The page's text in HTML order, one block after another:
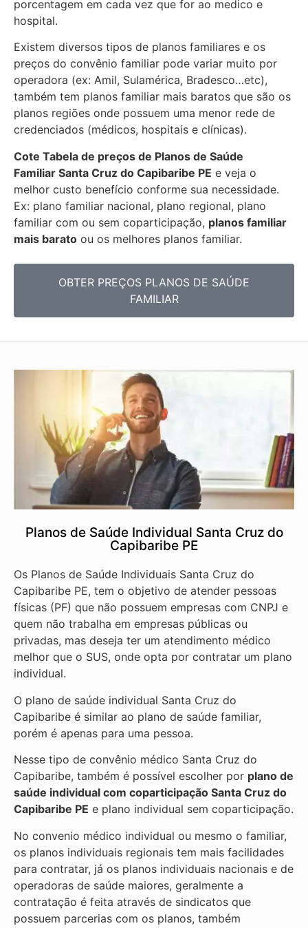
porcentagem em cada vez que for ao medico e
hospital.
Existem diversos tipos de planos familiares e os
preços do convênio familiar pode variar muito por
operadora (ex: Amil, Sulamérica, Bradesco…etc),
também tem planos familiar mais baratos que são os
planos regiões onde possuem uma menor rede de
credenciados (médicos, hospitais e clínicas).
Cote Tabela de preços de Planos de Saúde
Familiar Santa Cruz do Capibaribe PE e veja o
melhor custo benefício conforme sua necessidade.
Ex: plano familiar nacional, plano regional, plano
familiar com ou sem coparticipação, planos familiar
mais barato ou os melhores planos familiar.
OBTER PREÇOS PLANOS DE SAÚDE
FAMILIAR
Planos de Saúde Individual Santa Cruz do
Capibaribe PE
Os Planos de Saúde Individuais Santa Cruz do
Capibaribe PE, tem o objetivo de atender pessoas
físicas (PF) que não possuem empresas com CNPJ e
quem não trabalha em empresas públicas ou
privadas, mas deseja ter um atendimento médico
melhor que o SUS, onde opta por contratar um plano
individual.
O plano de saúde individual Santa Cruz do
Capibaribe é similar ao plano de saúde familiar,
porém é apenas para uma pessoa.
Nesse tipo de convênio médico Santa Cruz do
Capibaribe, também é possível escolher por plano de
saúde individual com coparticipação Santa Cruz do
Capibaribe PE e plano individual sem coparticipação.
No convenio médico individual ou mesmo o familiar,
os planos individuais regionais tem mais facilidades
para contratar, já os planos individuais nacionais e de
operadoras de saúde maiores, geralmente a
contratação é feita através de sindicatos que
possuem parcerias com os planos, também